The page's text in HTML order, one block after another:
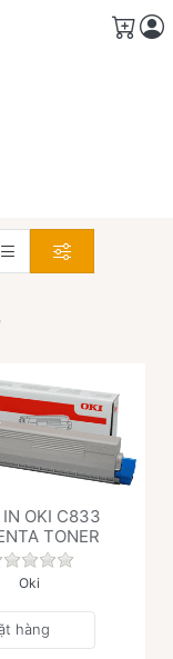
Giỏ
phẩm này.
OKI C833
TONER
Chưa có đánh giá
Oki
hàng